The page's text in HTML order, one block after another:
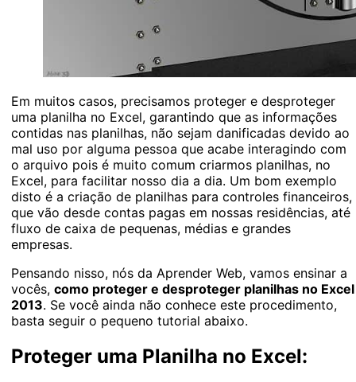
Em muitos casos, precisamos proteger e desproteger
uma planilha no Excel, garantindo que as informações
contidas nas planilhas, não sejam danificadas devido ao
mal uso por alguma pessoa que acabe interagindo com
o arquivo pois é muito comum criarmos planilhas, no
Excel, para facilitar nosso dia a dia. Um bom exemplo
disto é a criação de planilhas para controles financeiros,
que vão desde contas pagas em nossas residências, até
fluxo de caixa de pequenas, médias e grandes
empresas.
Pensando nisso, nós da Aprender Web, vamos ensinar a
vocês,como proteger e desproteger planilhas no Excel
2013. Se você ainda não conhece este procedimento,
basta seguir o pequeno tutorial abaixo.
Proteger uma Planilha no Excel: